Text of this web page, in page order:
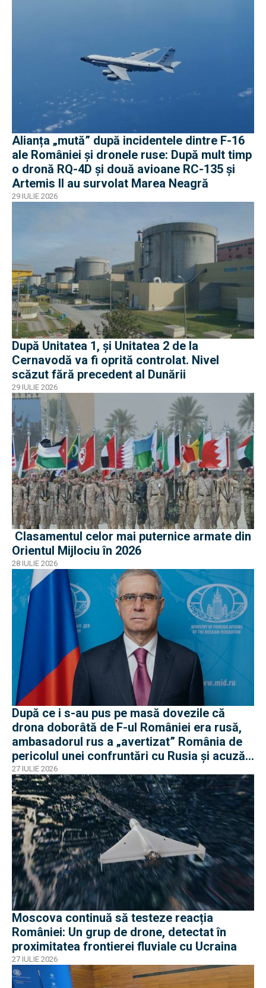
Alianța „mută” după incidentele dintre F-16
ale României și dronele ruse: După mult timp
o dronă RQ-4D și două avioane RC-135 și
Artemis II au survolat Marea Neagră
29 IULIE 2026
După Unitatea 1, și Unitatea 2 de la
Cernavodă va fi oprită controlat. Nivel
scăzut fără precedent al Dunării
29 IULIE 2026
Clasamentul celor mai puternice armate din
Orientul Mijlociu în 2026
28 IULIE 2026
După ce i s-au pus pe masă dovezile că
drona doborâtă de F-ul României era rusă,
ambasadorul rus a „avertizat” România de
pericolul unei confruntări cu Rusia și acuză
o „înscenare propagandistă”
27 IULIE 2026
Moscova continuă să testeze reacția
României: Un grup de drone, detectat în
proximitatea frontierei fluviale cu Ucraina
27 IULIE 2026